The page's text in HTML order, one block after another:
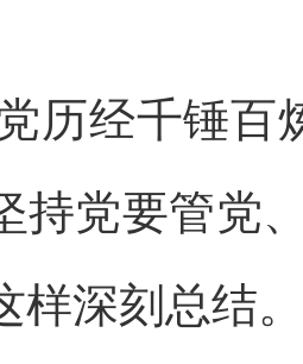
历经千锤百
持党要管党
样深刻总结